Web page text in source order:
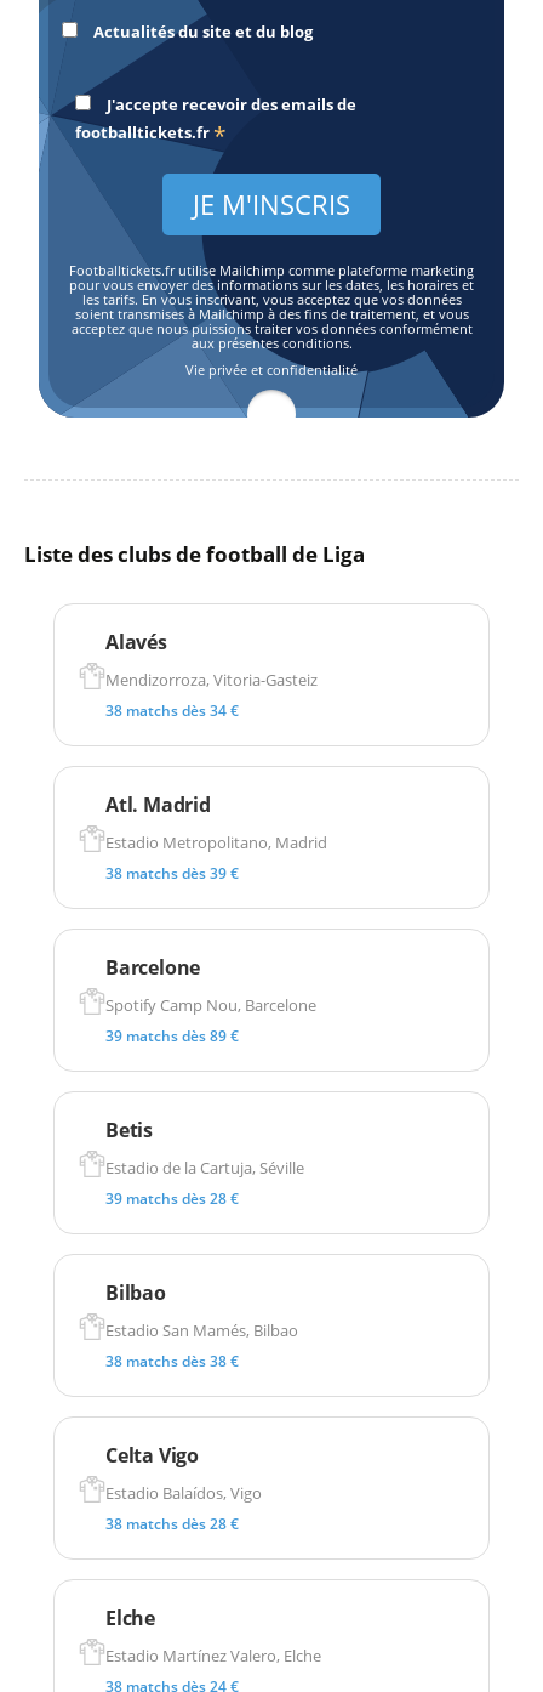
Actualités du site et du blog
J'accepte recevoir des emails de
footballtickets.fr *
Footballtickets.fr utilise Mailchimp comme plateforme marketing
pour vous envoyer des informations sur les dates, les horaires et
les tarifs. En vous inscrivant, vous acceptez que vos données
soient transmises à Mailchimp à des fins de traitement, et vous
acceptez que nous puissions traiter vos données conformément
aux présentes conditions.
Vie privée et confidentialité
Liste des clubs de football de Liga
Alavés
Mendizorroza, Vitoria-Gasteiz
38 matchs dès 34 €
Atl. Madrid
Estadio Metropolitano, Madrid
38 matchs dès 39 €
Barcelone
Spotify Camp Nou, Barcelone
39 matchs dès 89 €
Betis
Estadio de la Cartuja, Séville
39 matchs dès 28 €
Bilbao
Estadio San Mamés, Bilbao
38 matchs dès 38 €
Celta Vigo
Estadio Balaídos, Vigo
38 matchs dès 28 €
Elche
Estadio Martínez Valero, Elche
38 matchs dès 24 €